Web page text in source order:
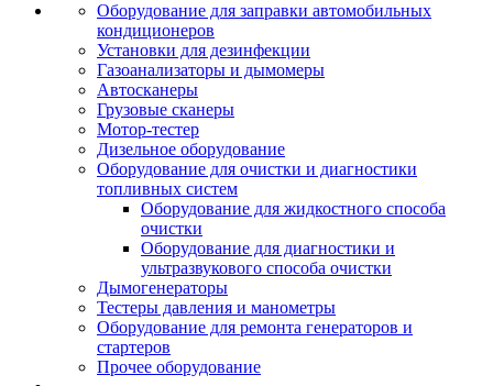
Оборудование для заправки автомобильных
кондиционеров
Установки для дезинфекции
Газоанализаторы и дымомеры
Автосканеры
Грузовые сканеры
Мотор-тестер
Дизельное оборудование
Оборудование для очистки и диагностики
топливных систем
Оборудование для жидкостного способа
очистки
Оборудование для диагностики и
ультразвукового способа очистки
Дымогенераторы
Тестеры давления и манометры
Оборудование для ремонта генераторов и
стартеров
Прочее оборудование